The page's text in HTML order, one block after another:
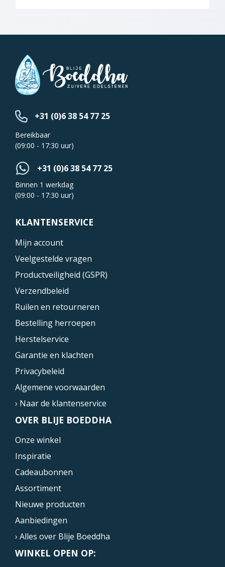
+31 (0)6 38 54 77 25
Bereikbaar
(09:00 - 17:30 uur)
+31 (0)6 38 54 77 25
Binnen 1 werkdag
(09:00 - 17:30 uur)
KLANTENSERVICE
Mijn account
Veelgestelde vragen
Productveiligheid (GSPR)
Verzendbeleid
Ruilen en retourneren
Bestelling herroepen
Herstelservice
Garantie en klachten
Privacybeleid
Algemene voorwaarden
› Naar de klantenservice
OVER BLIJE BOEDDHA
Onze winkel
Inspiratie
Cadeaubonnen
Assortiment
Nieuwe producten
Aanbiedingen
› Alles over Blije Boeddha
WINKEL OPEN OP: